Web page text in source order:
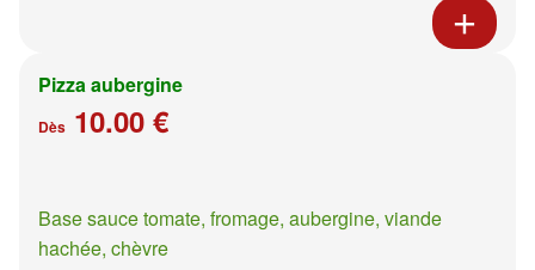
Pizza aubergine
Dès 10.00 €
Base sauce tomate, fromage, aubergine, viande
hachée, chèvre